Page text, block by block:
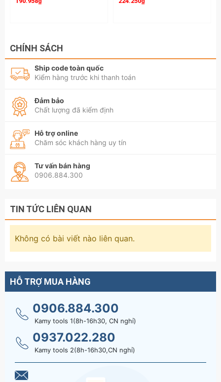
CHÍNH SÁCH
Ship code toàn quốc
Kiểm hàng trước khi thanh toán
Đảm bảo
Chất lượng đã kiểm định
Hỗ trợ online
Chăm sóc khách hàng uy tín
Tư vấn bán hàng
0906.884.300
TIN TỨC LIÊN QUAN
Không có bài viết nào liên quan.
HỖ TRỢ MUA HÀNG
0906.884.300
Kamy tools 1(8h-16h30, CN nghỉ)
0937.022.280
Kamy tools 2(8h-16h30,CN nghỉ)